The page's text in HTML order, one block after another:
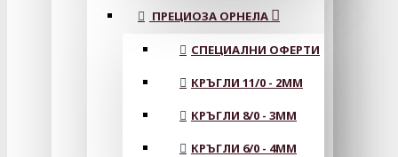
ПРЕЦИОЗА ОРНЕЛА
СПЕЦИАЛНИ ОФЕРТИ
КРЪГЛИ 11/0 - 2MM
КРЪГЛИ 8/0 - 3MM
КРЪГЛИ 6/0 - 4MM